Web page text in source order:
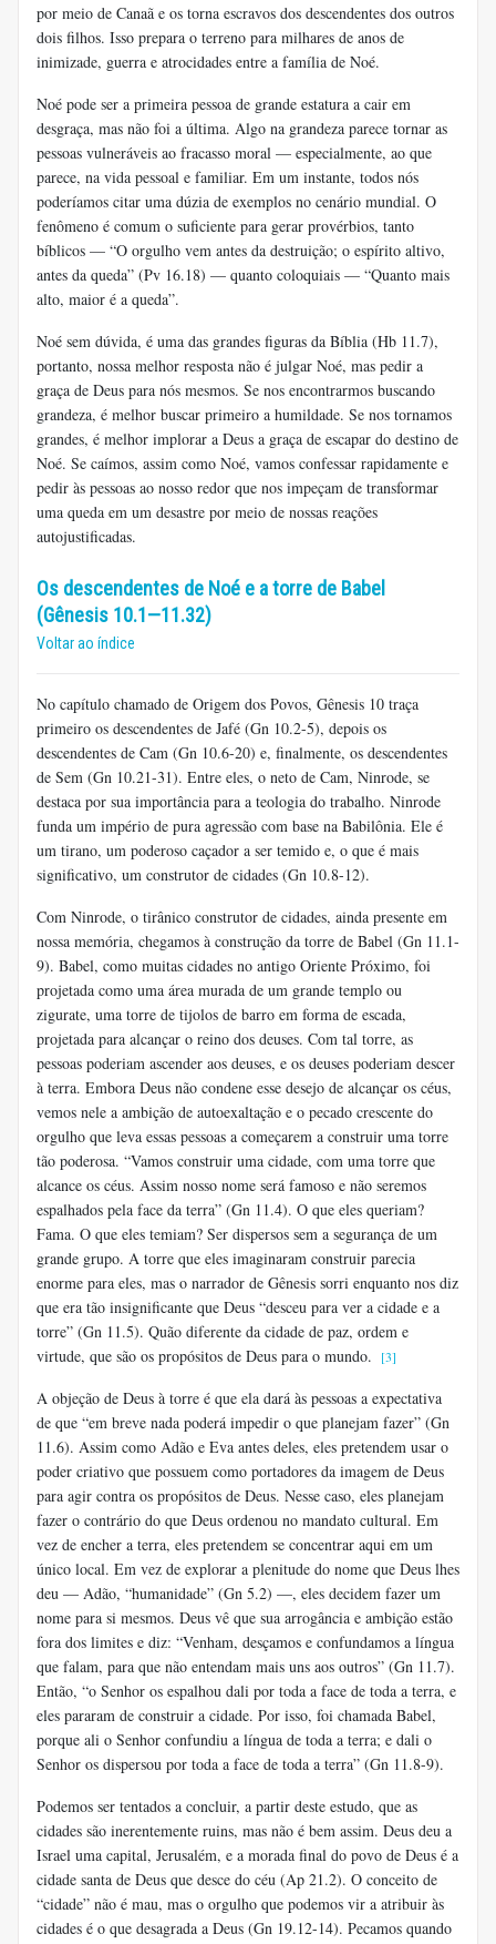
por meio de Canaã e os torna escravos dos descendentes dos outros
dois filhos. Isso prepara o terreno para milhares de anos de
inimizade, guerra e atrocidades entre a família de Noé.
Noé pode ser a primeira pessoa de grande estatura a cair em
desgraça, mas não foi a última. Algo na grandeza parece tornar as
pessoas vulneráveis ​​ao fracasso moral — especialmente, ao que
parece, na vida pessoal e familiar. Em um instante, todos nós
poderíamos citar uma dúzia de exemplos no cenário mundial. O
fenômeno é comum o suficiente para gerar provérbios, tanto
bíblicos — “O orgulho vem antes da destruição; o espírito altivo,
antes da queda” (Pv 16.18) — quanto coloquiais — “Quanto mais
alto, maior é a queda”.
Noé sem dúvida, é uma das grandes figuras da Bíblia (Hb 11.7),
portanto, nossa melhor resposta não é julgar Noé, mas pedir a
graça de Deus para nós mesmos. Se nos encontrarmos buscando
grandeza, é melhor buscar primeiro a humildade. Se nos tornamos
grandes, é melhor implorar a Deus a graça de escapar do destino de
Noé. Se caímos, assim como Noé, vamos confessar rapidamente e
pedir às pessoas ao nosso redor que nos impeçam de transformar
uma queda em um desastre por meio de nossas reações
autojustificadas.
Os descendentes de Noé e a torre de Babel
(Gênesis 10.1—11.32)
Voltar ao índice
No capítulo chamado de Origem dos Povos, Gênesis 10 traça
primeiro os descendentes de Jafé (Gn 10.2-5), depois os
descendentes de Cam (Gn 10.6-20) e, finalmente, os descendentes
de Sem (Gn 10.21-31). Entre eles, o neto de Cam, Ninrode, se
destaca por sua importância para a teologia do trabalho. Ninrode
funda um império de pura agressão com base na Babilônia. Ele é
um tirano, um poderoso caçador a ser temido e, o que é mais
significativo, um construtor de cidades (Gn 10.8-12).
Com Ninrode, o tirânico construtor de cidades, ainda presente em
nossa memória, chegamos à construção da torre de Babel (Gn 11.1-
9). Babel, como muitas cidades no antigo Oriente Próximo, foi
projetada como uma área murada de um grande templo ou
zigurate, uma torre de tijolos de barro em forma de escada,
projetada para alcançar o reino dos deuses. Com tal torre, as
pessoas poderiam ascender aos deuses, e os deuses poderiam descer
à terra. Embora Deus não condene esse desejo de alcançar os céus,
vemos nele a ambição de autoexaltação e o pecado crescente do
orgulho que leva essas pessoas a começarem a construir uma torre
tão poderosa. “Vamos construir uma cidade, com uma torre que
alcance os céus. Assim nosso nome será famoso e não seremos
espalhados pela face da terra” (Gn 11.4). O que eles queriam?
Fama. O que eles temiam? Ser dispersos sem a segurança de um
grande grupo. A torre que eles imaginaram construir parecia
enorme para eles, mas o narrador de Gênesis sorri enquanto nos diz
que era tão insignificante que Deus “desceu para ver a cidade e a
torre” (Gn 11.5). Quão diferente da cidade de paz, ordem e
virtude, que são os propósitos de Deus para o mundo.
[3]
A objeção de Deus à torre é que ela dará às pessoas a expectativa
de que “em breve nada poderá impedir o que planejam fazer” (Gn
11.6). Assim como Adão e Eva antes deles, eles pretendem usar o
poder criativo que possuem como portadores da imagem de Deus
para agir contra os propósitos de Deus. Nesse caso, eles planejam
fazer o contrário do que Deus ordenou no mandato cultural. Em
vez de encher a terra, eles pretendem se concentrar aqui em um
único local. Em vez de explorar a plenitude do nome que Deus lhes
deu — Adão, “humanidade” (Gn 5.2) —, eles decidem fazer um
nome para si mesmos. Deus vê que sua arrogância e ambição estão
fora dos limites e diz: “Venham, desçamos e confundamos a língua
que falam, para que não entendam mais uns aos outros” (Gn 11.7).
Então, “o Senhor os espalhou dali por toda a face de toda a terra, e
eles pararam de construir a cidade. Por isso, foi chamada Babel,
porque ali o Senhor confundiu a língua de toda a terra; e dali o
Senhor os dispersou por toda a face de toda a terra” (Gn 11.8-9).
Podemos ser tentados a concluir, a partir deste estudo, que as
cidades são inerentemente ruins, mas não é bem assim. Deus deu a
Israel uma capital, Jerusalém, e a morada final do povo de Deus é a
cidade santa de Deus que desce do céu (Ap 21.2). O conceito de
“cidade” não é mau, mas o orgulho que podemos vir a atribuir às
cidades é o que desagrada a Deus (Gn 19.12-14). Pecamos quando